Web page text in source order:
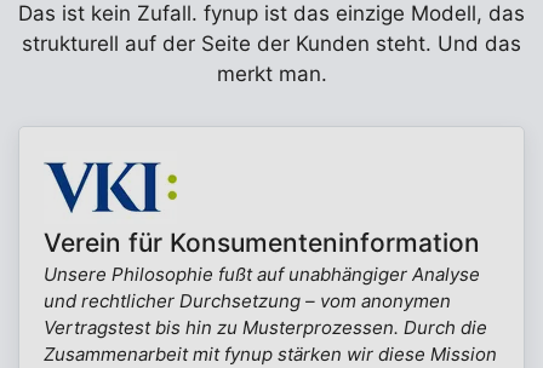
Das ist kein Zufall. fynup ist das einzige Modell, das
strukturell auf der Seite der Kunden steht. Und das
merkt man.
Verein für Konsumenteninformation
Unsere Philosophie fußt auf unabhängiger Analyse
und rechtlicher Durchsetzung – vom anonymen
Vertragstest bis hin zu Musterprozessen. Durch die
Zusammenarbeit mit fynup stärken wir diese Mission